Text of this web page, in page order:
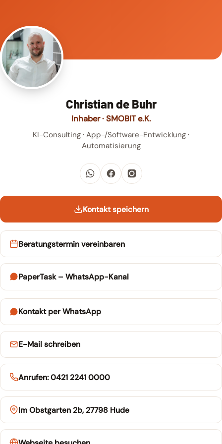
Christian de Buhr
Inhaber · SMOBIT e.K.
KI-Consulting · App-/Software-Entwicklung ·
Automatisierung
Kontakt speichern
Beratungstermin vereinbaren
PaperTask – WhatsApp-Kanal
Kontakt per WhatsApp
E-Mail schreiben
Anrufen: 0421 2241 0000
Im Obstgarten 2b, 27798 Hude